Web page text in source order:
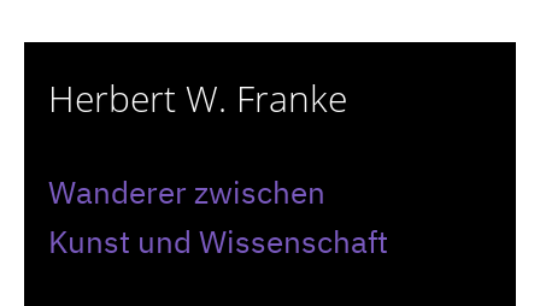
Herbert W. Franke
Wanderer zwischen
Kunst und Wissenschaft